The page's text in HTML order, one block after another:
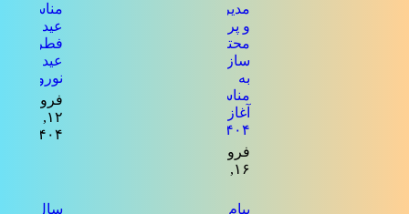
مدیرعامل
و پرسنل
محترم
سازمان
به
مناسبت
آغاز سال
۱۴۰۴
فروردین
۱۶, ۱۴۰۴
مناسبت
عید
فطر و
عید
نوروز
فروردین
۱۲,
۱۴۰۴
پیام تبریک سال